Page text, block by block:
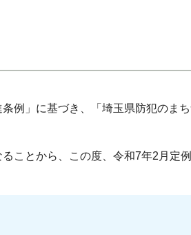
例」に基づき、「埼玉県防犯のま
ことから、この度、令和7年2月定